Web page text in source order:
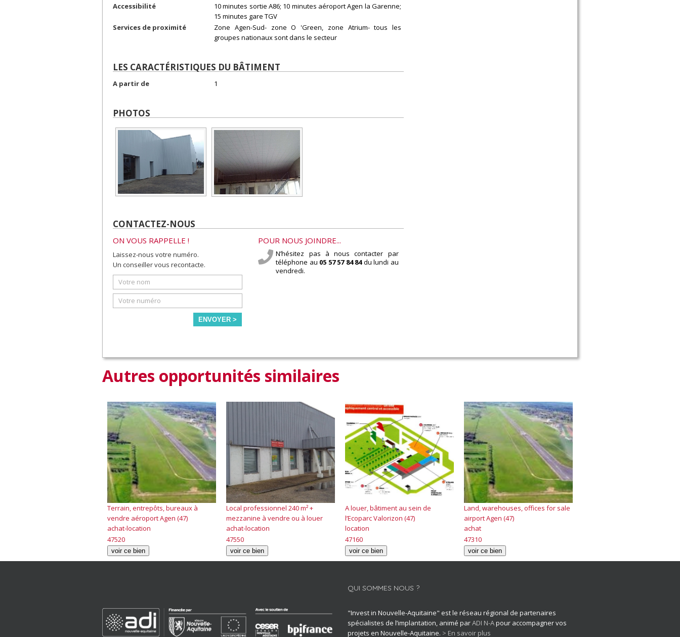
Accessibilité
10 minutes sortie A86; 10 minutes aéroport Agen la Garenne;
15 minutes gare TGV
Services de proximité
Zone Agen-Sud- zone O 'Green, zone Atrium- tous les
groupes nationaux sont dans le secteur
LES CARACTÉRISTIQUES DU BÂTIMENT
A partir de 1
PHOTOS
CONTACTEZ-NOUS
ON VOUS RAPPELLE !
Laissez-nous votre numéro.
Un conseiller vous recontacte.
ENVOYER >
POUR NOUS JOINDRE...
N’hésitez pas à nous contacter par
téléphone au 05 57 57 84 84du lundi au
vendredi.
Autres opportunités similaires
Terrain, entrepôts, bureaux à
vendre aéroport Agen (47)
achat-location
47520
voir ce bien
Local professionnel 240 m² +
mezzanine à vendre ou à louer
achat-location
47550
voir ce bien
A louer, bâtiment au sein de
l’Ecoparc Valorizon (47)
location
47160
voir ce bien
Land, warehouses, offices for sale
airport Agen (47)
achat
47310
voir ce bien
QUI SOMMES NOUS ?
"Invest in Nouvelle-Aquitaine" est le réseau régional de partenaires
spécialistes de l’implantation, animé parADI N-Apour accompagner vos
projets en Nouvelle-Aquitaine. > En savoir plus